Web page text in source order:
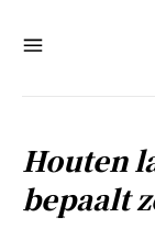
Houten
bepaalt